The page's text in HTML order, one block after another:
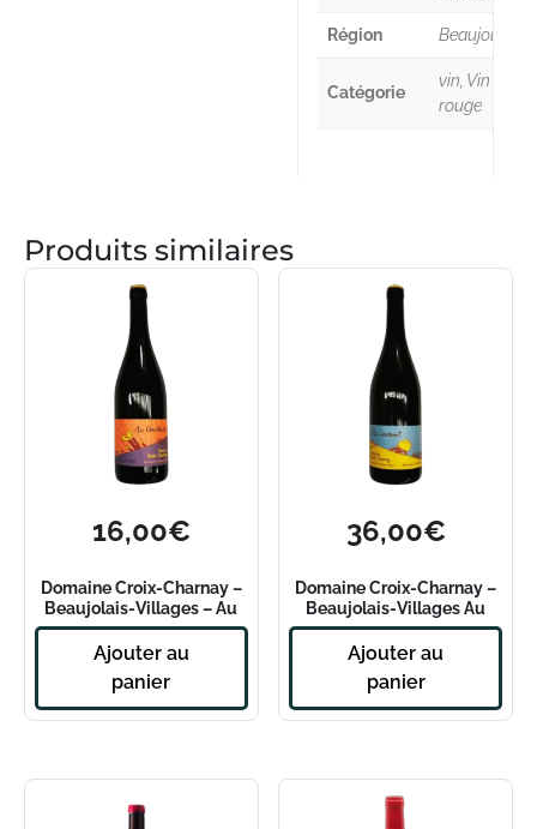
Région Beaujolais
Catégorie
vin, Vin
rouge
Produits similaires
16,00€
Domaine Croix-Charnay –
Beaujolais-Villages – Au
Couchant 2022
Ajouter au
panier
36,00€
Domaine Croix-Charnay –
Beaujolais-Villages Au
Levant 2022 – Magnum
Ajouter au
panier